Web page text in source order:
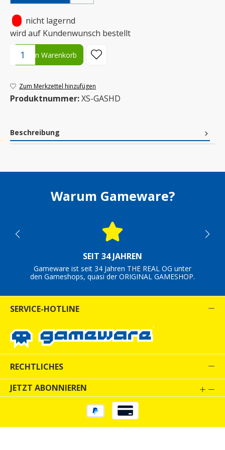
nicht lagernd
wird auf Kundenwunsch bestellt
Produkt Anzahl: Gib den gewünschten Wert ein oder benutze
In den Warenkorb
Zum Merkzettel hinzufügen
Produktnummer:XS-GASHD
Beschreibung
Warum Gameware?
SEIT 34 JAHREN
Gameware ist seit 34 Jahren THE REAL OG unter
den Gameshops, quasi der ORIGINAL GAMESHOP.
SERVICE-HOTLINE
RECHTLICHES
JETZT ABONNIEREN